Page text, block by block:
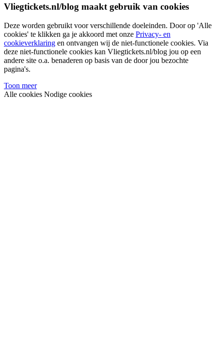
Vliegtickets.nl/blog maakt gebruik van cookies
Deze worden gebruikt voor verschillende doeleinden. Door op 'Alle
cookies' te klikken ga je akkoord met onze Privacy- en
cookieverklaring en ontvangen wij de niet-functionele cookies. Via
deze niet-functionele cookies kan Vliegtickets.nl/blog jou op een
andere site o.a. benaderen op basis van de door jou bezochte
pagina's.
Toon meer
Alle cookies Nodige cookies